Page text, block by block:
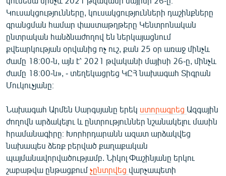
English
Русский
ՀԵՏԵՎԵՔ ՄԵԶ
«Ազատության» բոլոր կայքերը
Կուսակցությունները, կուսակցությունների դաշինքները
գրանցման համար փաստաթղթերը Կենտրոնական
ընտրական հանձնաժողով են ներկայացնում
քվեարկության օրվանից ոչ ուշ, քան 25 օր առաջ մինչև
ժամը 18։00-ն, այն է՝ 2021 թվականի մայիսի 26-ը, մինչև
ժամը 18։00-ն», - տեղեկացրեց ԿԸՀ նախագահ Տիգրան
Մուկուչյանը։
Նախագահ Արմեն Սարգսյանը երեկ ստորագրեց Ազգային
ժողովն արձակելու և ընտրություններ նշանակելու մասին
հրամանագիրը։ Խորհրդարանն ազատ արձակվեց
նախապես ձեռք բերված քաղաքական
պայմանավորվածությամբ. Նիկոլ Փաշինյանը երկու
շաբաթվա ընթացքում չընտրվեց վարչապետի